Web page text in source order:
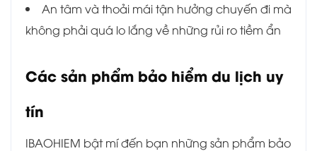
An tâm và thoải mái tận hưởng chuyến đi mà
không phải quá lo lắng về những rủi ro tiềm ẩn
Các sản phẩm bảo hiểm du lịch uy
tín
IBAOHIEM bật mí đến bạn những sản phẩm bảo